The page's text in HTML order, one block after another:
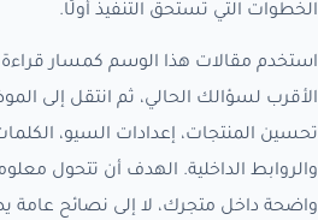
الخطوات التي تستحق التنفيذ أولًا.
استخدم مقالات هذا الوسم كمسار قراءة
الأقرب لسؤالك الحالي، ثم انتقل إلى
تحسين المنتجات، إعدادات السيو،
والروابط الداخلية. الهدف أن تتحول
واضحة داخل متجرك، لا إلى نصائح